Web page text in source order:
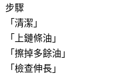
步驟
「 清潔 」
「
上鏈條油 」
「 擦掉多餘油 」
「 檢查伸長 」